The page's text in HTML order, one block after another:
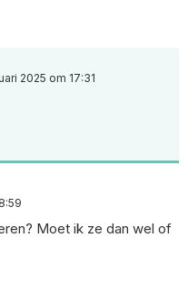
2025 om 17:31
Moet ik ze dan wel of